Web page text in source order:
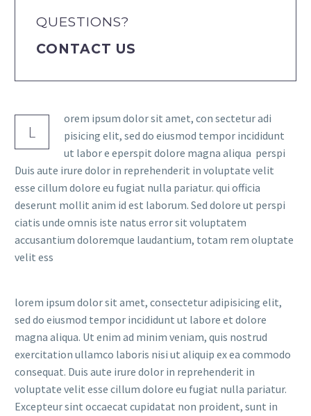
QUESTIONS?
CONTACT US
L
orem ipsum dolor sit amet, con sectetur adi
pisicing elit, sed do eiusmod tempor incididunt
ut labor e eperspit dolore magna aliqua perspi
Duis aute irure dolor in reprehenderit in voluptate velit
esse cillum dolore eu fugiat nulla pariatur. qui officia
deserunt mollit anim id est laborum. Sed dolore ut perspi
ciatis unde omnis iste natus error sit voluptatem
accusantium doloremque laudantium, totam rem oluptate
velit ess
lorem ipsum dolor sit amet, consectetur adipisicing elit,
sed do eiusmod tempor incididunt ut labore et dolore
magna aliqua. Ut enim ad minim veniam, quis nostrud
exercitation ullamco laboris nisi ut aliquip ex ea commodo
consequat. Duis aute irure dolor in reprehenderit in
voluptate velit esse cillum dolore eu fugiat nulla pariatur.
Excepteur sint occaecat cupidatat non proident, sunt in